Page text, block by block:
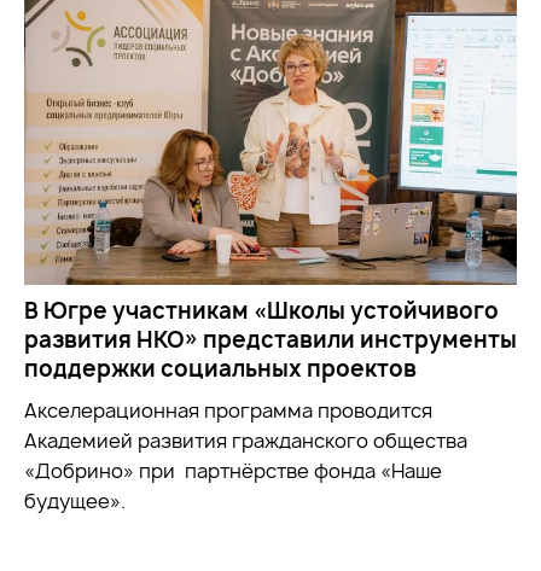
В Югре участникам «Школы устойчивого
развития НКО» представили инструменты
поддержки социальных проектов
Акселерационная программа проводится
Академией развития гражданского общества
«Добрино» при партнёрстве фонда «Наше
будущее».